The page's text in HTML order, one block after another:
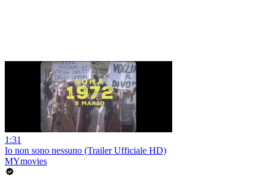
1:31
Io non sono nessuno (Trailer Ufficiale HD)
MYmovies